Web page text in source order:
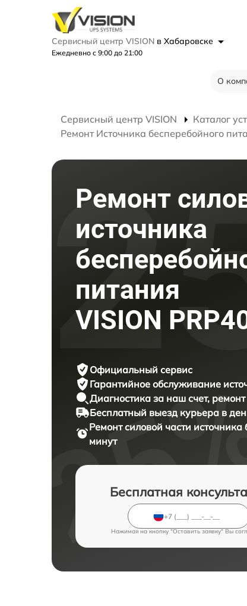
Сервисный центр VISION в Хабаровске
Ежедневно с 9:00 до 21:00
О
Сервисный центр VISION Каталог
Ремонт Источника бесперебойного
Ремонт
источника
питания
VISION
Официальный сервис
Гарантийное обслуживание
Диагностика за наш счет,
Бесплатный выезд курьера в
Ремонт силовой части
минут
Бесплатная
Нажимая на кнопку "Оставить заявку" Вы